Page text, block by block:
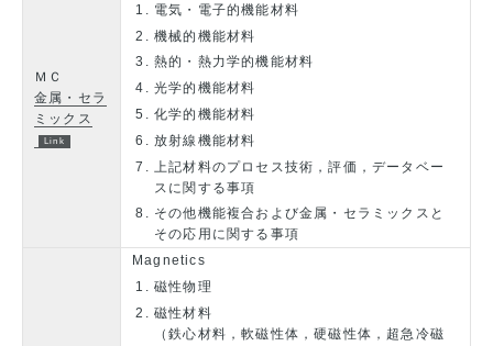
ＭＣ
金属・セラ
ミックス
電気・電子的機能材料
機械的機能材料
熱的・熱力学的機能材料
光学的機能材料
化学的機能材料
放射線機能材料
上記材料のプロセス技術，評価，データベー
スに関する事項
その他機能複合および金属・セラミックスと
その応用に関する事項
Magnetics
磁性物理
磁性材料
（鉄心材料，軟磁性体，硬磁性体，超急冷磁